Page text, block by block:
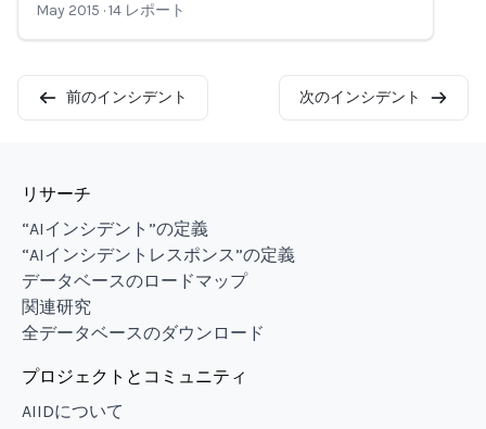
May 2015 ·14 レポート
前のインシデント 次のインシデント
リサーチ
“AIインシデント”の定義
“AIインシデントレスポンス”の定義
データベースのロードマップ
関連研究
全データベースのダウンロード
プロジェクトとコミュニティ
AIIDについて